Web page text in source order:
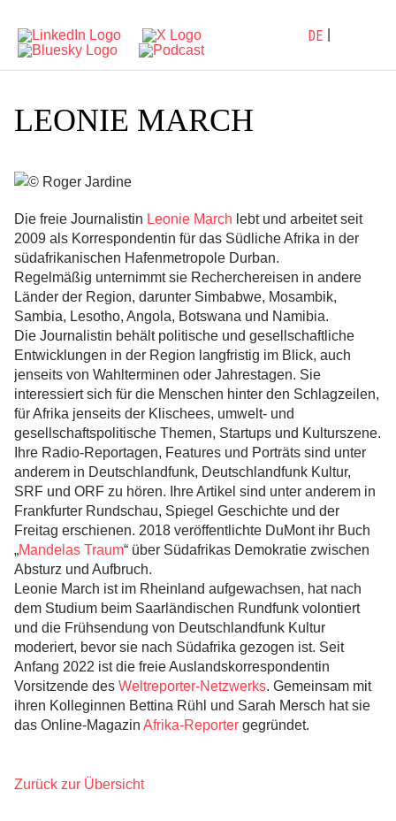
DE
LEONIE MARCH
Die freie Journalistin Leonie March lebt und arbeitet seit
2009 als Korrespondentin für das Südliche Afrika in der
südafrikanischen Hafenmetropole Durban.
Regelmäßig unternimmt sie Recherchereisen in andere
Länder der Region, darunter Simbabwe, Mosambik,
Sambia, Lesotho, Angola, Botswana und Namibia.
Die Journalistin behält politische und gesellschaftliche
Entwicklungen in der Region langfristig im Blick, auch
jenseits von Wahlterminen oder Jahrestagen. Sie
interessiert sich für die Menschen hinter den Schlagzeilen,
für Afrika jenseits der Klischees, umwelt- und
gesellschaftspolitische Themen, Startups und Kulturszene.
Ihre Radio-Reportagen, Features und Porträts sind unter
anderem in Deutschlandfunk, Deutschlandfunk Kultur,
SRF und ORF zu hören. Ihre Artikel sind unter anderem in
Frankfurter Rundschau, Spiegel Geschichte und der
Freitag erschienen. 2018 veröffentlichte DuMont ihr Buch
„Mandelas Traum“ über Südafrikas Demokratie zwischen
Absturz und Aufbruch.
Leonie March ist im Rheinland aufgewachsen, hat nach
dem Studium beim Saarländischen Rundfunk volontiert
und die Frühsendung von Deutschlandfunk Kultur
moderiert, bevor sie nach Südafrika gezogen ist. Seit
Anfang 2022 ist die freie Auslandskorrespondentin
Vorsitzende des Weltreporter-Netzwerks. Gemeinsam mit
ihren Kolleginnen Bettina Rühl und Sarah Mersch hat sie
das Online-Magazin Afrika-Reporter gegründet.
Zurück zur Übersicht